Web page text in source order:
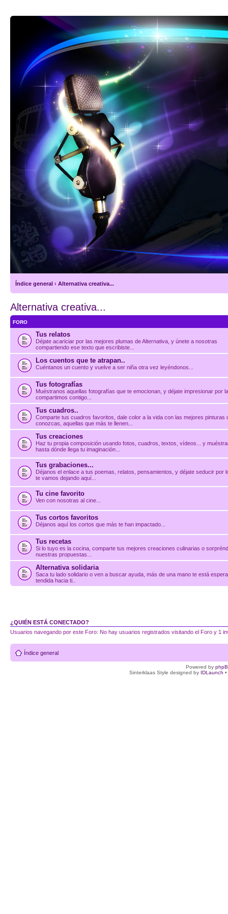
Índice general ‹ Alternativa creativa...
Alternativa creativa...
FORO
Tus relatos
Déjate acariciar por las mejores plumas de Alternativa, y únete a nosotras
compartiendo ese texto que escribiste...
Los cuentos que te atrapan..
Cuéntanos un cuento y vuelve a ser niña otra vez leyéndonos...
Tus fotografías
Muéstranos aquellas fotografías que te emocionan, y déjate impresionar por
compartimos contigo...
Tus cuadros..
Comparte tus cuadros favoritos, dale color a la vida con las mejores pinturas
conozcas, aquellas que más te llenen...
Tus creaciones
Haz tu propia composición usando fotos, cuadros, textos, vídeos... y
hasta dónde llega tu imaginación...
Tus grabaciones...
Déjanos el enlace a tus poemas, relatos, pensamientos, y déjate seducir por
te vamos dejando aquí...
Tu cine favorito
Ven con nosotras al cine...
Tus cortos favoritos
Déjanos aquí los cortos que más te han impactado...
Tus recetas
Si lo tuyo es la cocina, comparte tus mejores creaciones culinarias o
nuestras propuestas...
Alternativa solidaria
Saca tu lado solidario o ven a buscar ayuda, más de una mano te está
tendida hacia ti..
¿QUIÉN ESTÁ CONECTADO?
Usuarios navegando por este Foro: No hay usuarios registrados visitando el Foro y 1
Índice general
Powered by
Sinterklaas Style designed by IDLaunch